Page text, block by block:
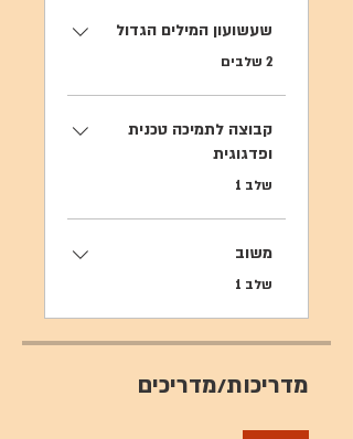
שעשועון המילים הגדול
.2 שלבים
קבוצה לתמיכה טכנית
ופדגוגית
.שלב 1
משוב
.שלב 1
מדריכות/מדריכים